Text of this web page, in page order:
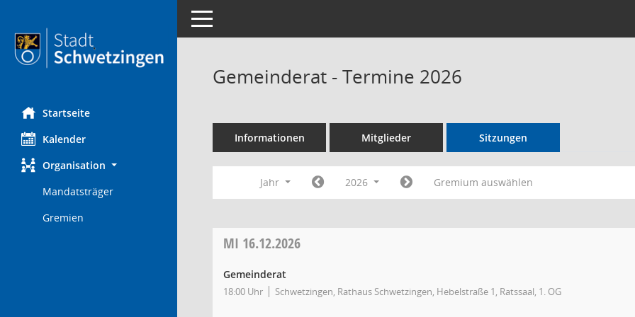
Startseite
Kalender
Organisation
Mandatsträger
Gremien
Toggle navigation
Gemeinderat - Termine 2026
Informationen Mitglieder Sitzungen
Jahr 2026 Gremium auswählen
MI 16.12.2026
Gemeinderat
18:00 Uhr Schwetzingen, Rathaus Schwetzingen, Hebelstraße 1, Ratssaal, 1. OG